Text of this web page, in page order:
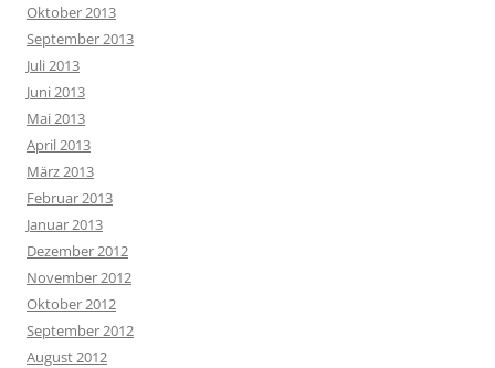
Oktober 2013
September 2013
Juli 2013
Juni 2013
Mai 2013
April 2013
März 2013
Februar 2013
Januar 2013
Dezember 2012
November 2012
Oktober 2012
September 2012
August 2012